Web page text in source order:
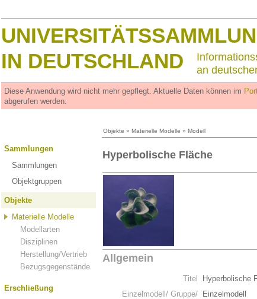
IN DEUTSCHLAND
an
Diese Anwendung wird nicht mehr gepflegt. Aktuelle Daten können im
abgerufen werden.
Objekte » Materielle Modelle » Modell
Sammlungen
Sammlungen
Objektgruppen
Objekte
Materielle Modelle
Modellarten
Disziplinen
Herstellung/Vertrieb
Bezugsgegenstände
Erschließung
Hyperbolische Fläche
Allgemein
Titel
Hyperbolische
Einzelmodell/ Gruppe/
Einzelmodell